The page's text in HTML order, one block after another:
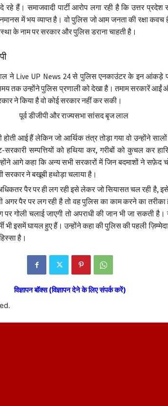
दे रहे हैं। समाजवादी पार्टी आरोप लगा रही है कि उत्तर
में भय व्याप्त है। वो पुलिस जो आम जनता की रक्षा
के नाम पर सरकार और पुलिस डराना चाहती है।
ने Live UP News 24 से पुलिस एनकाउंटर के इन आंकड़े
तक उन्होंने पुलिस प्रणाली को देखा है। तमाम सरकारें
ने किया है वो कोई सरकार नहीं कर सकी।
आई हैं लेकिन जो आर्थिक तंत्र तोड़ा गया वो उन्होंने
सरकारी सम्पत्तियों को हथिया कर, गरीबों को कुचल कर
आगे कहा कि अन्य सभी सरकारों में जिन बदमाशों ने
सरकार ने बखूबी हथोड़ा चलाया है।
पैर पर ही लग रही इसे लेकर जो सियासत चल रही है,
अगर पैर पर लग रही है तो वह पुलिस का काम करने का
गोली चलाई जाएगी तो अपराधी की जान भी जा सकती
इसमें घायल हुए हैं। उन्होंने कहा की पुलिस की पहली
है।
विज्ञापन बॉक्स (विज्ञापन देने के लिए संपर्क करें)